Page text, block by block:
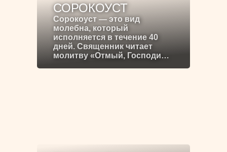
СОРОКОУСТ
Сорокоуст — это вид
молебна, который
исполняется в течение 40
дней. Священник читает
молитву «Отмый, Господи…